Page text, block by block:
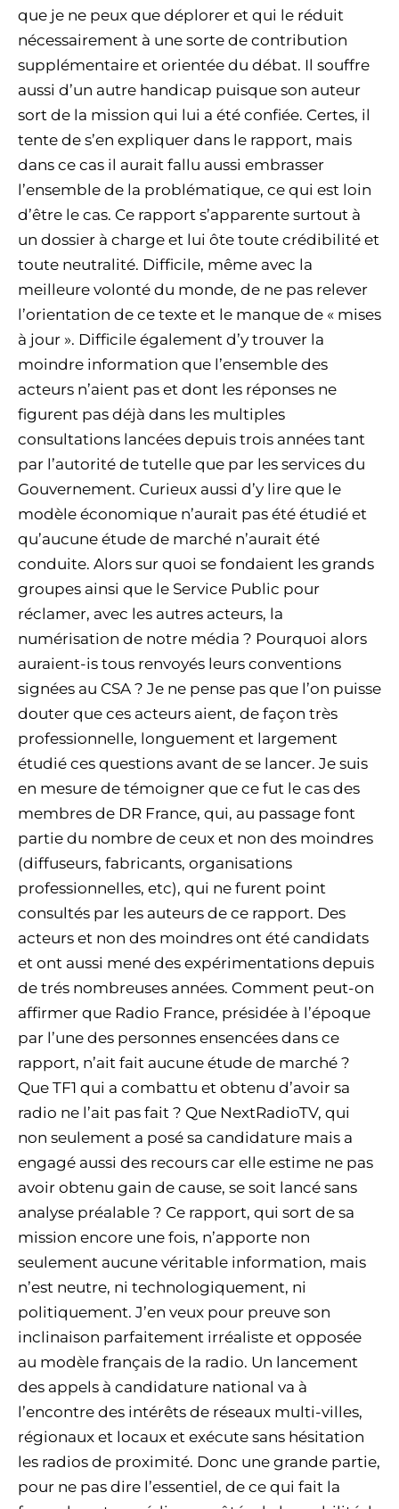
que je ne peux que déplorer et qui le réduit
nécessairement à une sorte de contribution
supplémentaire et orientée du débat. Il souffre
aussi d’un autre handicap puisque son auteur
sort de la mission qui lui a été confiée. Certes, il
tente de s’en expliquer dans le rapport, mais
dans ce cas il aurait fallu aussi embrasser
l’ensemble de la problématique, ce qui est loin
d’être le cas. Ce rapport s’apparente surtout à
un dossier à charge et lui ôte toute crédibilité et
toute neutralité. Difficile, même avec la
meilleure volonté du monde, de ne pas relever
l’orientation de ce texte et le manque de « mises
à jour ». Difficile également d’y trouver la
moindre information que l’ensemble des
acteurs n’aient pas et dont les réponses ne
figurent pas déjà dans les multiples
consultations lancées depuis trois années tant
par l’autorité de tutelle que par les services du
Gouvernement. Curieux aussi d’y lire que le
modèle économique n’aurait pas été étudié et
qu’aucune étude de marché n’aurait été
conduite. Alors sur quoi se fondaient les grands
groupes ainsi que le Service Public pour
réclamer, avec les autres acteurs, la
numérisation de notre média ? Pourquoi alors
auraient-is tous renvoyés leurs conventions
signées au CSA ? Je ne pense pas que l’on puisse
douter que ces acteurs aient, de façon très
professionnelle, longuement et largement
étudié ces questions avant de se lancer. Je suis
en mesure de témoigner que ce fut le cas des
membres de DR France, qui, au passage font
partie du nombre de ceux et non des moindres
(diffuseurs, fabricants, organisations
professionnelles, etc), qui ne furent point
consultés par les auteurs de ce rapport. Des
acteurs et non des moindres ont été candidats
et ont aussi mené des expérimentations depuis
de trés nombreuses années. Comment peut-on
affirmer que Radio France, présidée à l’époque
par l’une des personnes ensencées dans ce
rapport, n’ait fait aucune étude de marché ?
Que TF1 qui a combattu et obtenu d’avoir sa
radio ne l’ait pas fait ? Que NextRadioTV, qui
non seulement a posé sa candidature mais a
engagé aussi des recours car elle estime ne pas
avoir obtenu gain de cause, se soit lancé sans
analyse préalable ? Ce rapport, qui sort de sa
mission encore une fois, n’apporte non
seulement aucune véritable information, mais
n’est neutre, ni technologiquement, ni
politiquement. J’en veux pour preuve son
inclinaison parfaitement irréaliste et opposée
au modèle français de la radio. Un lancement
des appels à candidature national va à
l’encontre des intérêts de réseaux multi-villes,
régionaux et locaux et exécute sans hésitation
les radios de proximité. Donc une grande partie,
pour ne pas dire l’essentiel, de ce qui fait la